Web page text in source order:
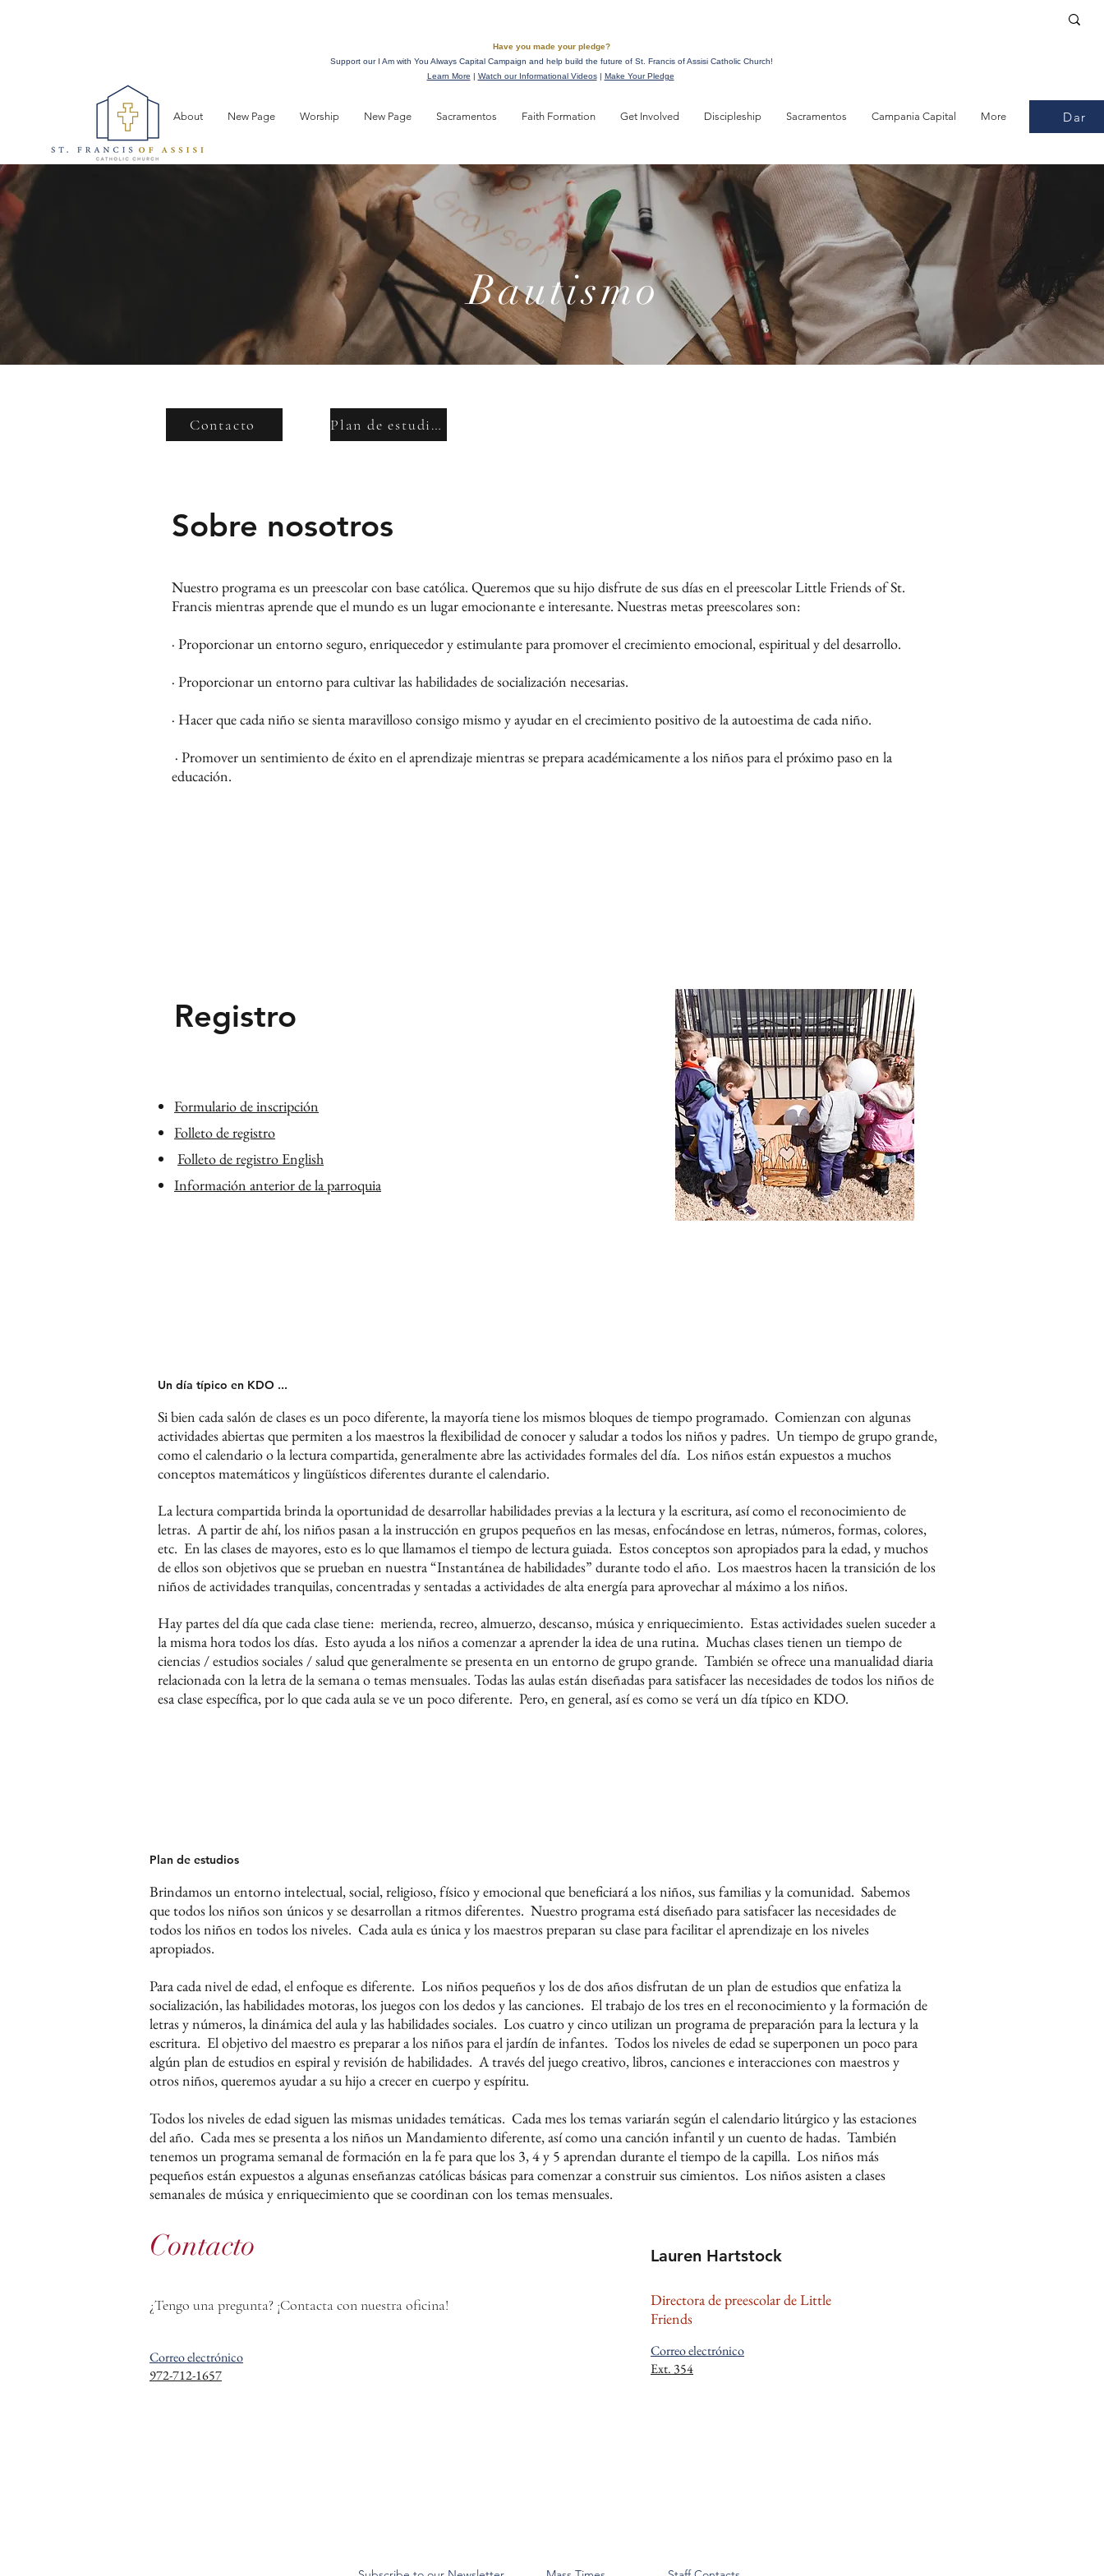
Have you made your pledge?
Support our I Am with You Always Capital Campaign and help build the future of St. Francis of Assisi Catholic Church!
Learn More | Watch our Informational Videos| Make Your Pledge
About New Page Worship New Page Sacramentos Faith Formation Get Involved Discipleship Sacramentos Campania Capital More Dar
Bautismo
Contacto Plan de estudios
Sobre nosotros
Nuestro programa es un preescolar con base católica. Queremos que su hijo disfrute de sus días en el preescolar Little Friends of St.
Francis mientras aprende que el mundo es un lugar emocionante e interesante. Nuestras metas preescolares son:
· Proporcionar un entorno seguro, enriquecedor y estimulante para promover el crecimiento emocional, espiritual y del desarrollo.
· Proporcionar un entorno para cultivar las habilidades de socialización necesarias.
· Hacer que cada niño se sienta maravilloso consigo mismo y ayudar en el crecimiento positivo de la autoestima de cada niño.
​ · Promover un sentimiento de éxito en el aprendizaje mientras se prepara académicamente a los niños para el próximo paso en la
educación.
Registro
Formulario de inscripción
Folleto de registro
Folleto de registro English
Información anterior de la parroquia
Un día típico en KDO ...
Si bien cada salón de clases es un poco diferente, la mayoría tiene los mismos bloques de tiempo programado. Comienzan con algunas
actividades abiertas que permiten a los maestros la flexibilidad de conocer y saludar a todos los niños y padres. Un tiempo de grupo grande,
como el calendario o la lectura compartida, generalmente abre las actividades formales del día. Los niños están expuestos a muchos
conceptos matemáticos y lingüísticos diferentes durante el calendario.
La lectura compartida brinda la oportunidad de desarrollar habilidades previas a la lectura y la escritura, así como el reconocimiento de
letras. A partir de ahí, los niños pasan a la instrucción en grupos pequeños en las mesas, enfocándose en letras, números, formas, colores,
etc. En las clases de mayores, esto es lo que llamamos el tiempo de lectura guiada. Estos conceptos son apropiados para la edad, y muchos
de ellos son objetivos que se prueban en nuestra “Instantánea de habilidades” durante todo el año. Los maestros hacen la transición de los
niños de actividades tranquilas, concentradas y sentadas a actividades de alta energía para aprovechar al máximo a los niños.
Hay partes del día que cada clase tiene: merienda, recreo, almuerzo, descanso, música y enriquecimiento. Estas actividades suelen suceder a
la misma hora todos los días. Esto ayuda a los niños a comenzar a aprender la idea de una rutina. Muchas clases tienen un tiempo de
ciencias / estudios sociales / salud que generalmente se presenta en un entorno de grupo grande. También se ofrece una manualidad diaria
relacionada con la letra de la semana o temas mensuales. Todas las aulas están diseñadas para satisfacer las necesidades de todos los niños de
esa clase específica, por lo que cada aula se ve un poco diferente. Pero, en general, así es como se verá un día típico en KDO.
Plan de estudios​
Brindamos un entorno intelectual, social, religioso, físico y emocional que beneficiará a los niños, sus familias y la comunidad. Sabemos
que todos los niños son únicos y se desarrollan a ritmos diferentes. Nuestro programa está diseñado para satisfacer las necesidades de
todos los niños en todos los niveles. Cada aula es única y los maestros preparan su clase para facilitar el aprendizaje en los niveles
apropiados.
Para cada nivel de edad, el enfoque es diferente. Los niños pequeños y los de dos años disfrutan de un plan de estudios que enfatiza la
socialización, las habilidades motoras, los juegos con los dedos y las canciones. El trabajo de los tres en el reconocimiento y la formación de
letras y números, la dinámica del aula y las habilidades sociales. Los cuatro y cinco utilizan un programa de preparación para la lectura y la
escritura. El objetivo del maestro es preparar a los niños para el jardín de infantes. Todos los niveles de edad se superponen un poco para
algún plan de estudios en espiral y revisión de habilidades. A través del juego creativo, libros, canciones e interacciones con maestros y
otros niños, queremos ayudar a su hijo a crecer en cuerpo y espíritu.
Todos los niveles de edad siguen las mismas unidades temáticas. Cada mes los temas variarán según el calendario litúrgico y las estaciones
del año. Cada mes se presenta a los niños un Mandamiento diferente, así como una canción infantil y un cuento de hadas. También
tenemos un programa semanal de formación en la fe para que los 3, 4 y 5 aprendan durante el tiempo de la capilla. Los niños más
pequeños están expuestos a algunas enseñanzas católicas básicas para comenzar a construir sus cimientos. Los niños asisten a clases
semanales de música y enriquecimiento que se coordinan con los temas mensuales.
Contacto Lauren Hartstock
¿Tengo una pregunta? ¡Contacta con nuestra oficina!
Directora de preescolar de Little
Friends
Correo electrónico
972-712-1657
Correo electrónico
Ext. 354